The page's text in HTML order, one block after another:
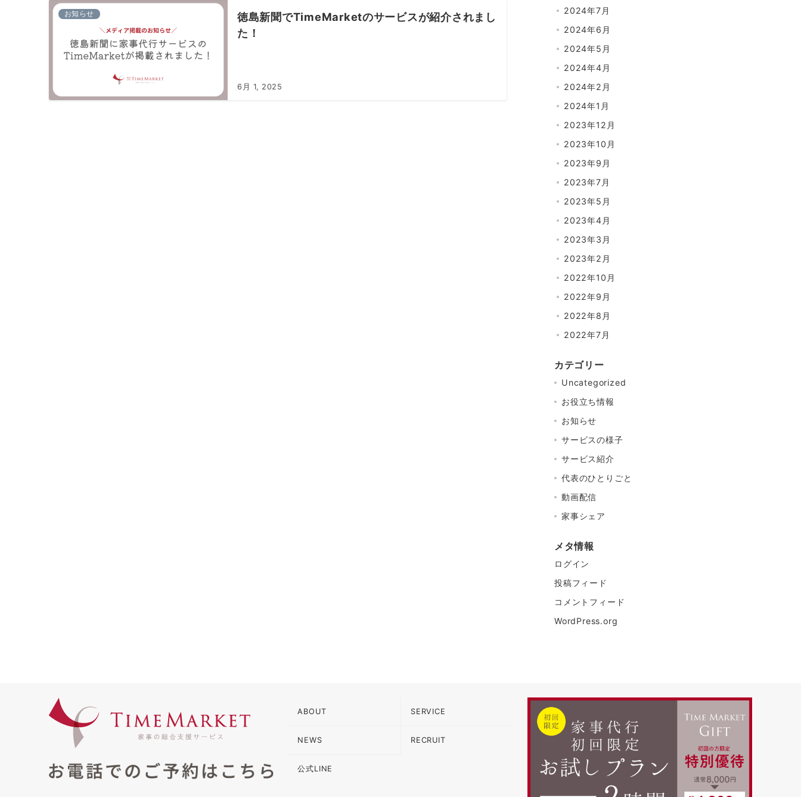
お知らせ
徳島新聞でTimeMarketのサービスが紹介されまし
た！
6月 1, 2025
2024年7月
2024年6月
2024年5月
2024年4月
2024年2月
2024年1月
2023年12月
2023年10月
2023年9月
2023年7月
2023年5月
2023年4月
2023年3月
2023年2月
2022年10月
2022年9月
2022年8月
2022年7月
カテゴリー
Uncategorized
お役立ち情報
お知らせ
サービスの様子
サービス紹介
代表のひとりごと
動画配信
家事シェア
メタ情報
ログイン
投稿フィード
コメントフィード
WordPress.org
ABOUT SERVICE
NEWS RECRUIT
公式LINE